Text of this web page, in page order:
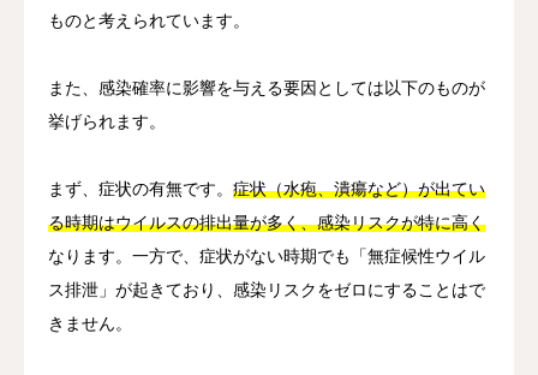
ものと考えられています。
また、感染確率に影響を与える要因としては以下のものが
挙げられます。
まず、症状の有無です。 症状（水疱、潰瘍など）が出てい
る時期はウイルスの排出量が多く、感染リスクが特に高く
なります。一方で、症状がない時期でも「無症候性ウイル
ス排泄」が起きており、感染リスクをゼロにすることはで
きません。